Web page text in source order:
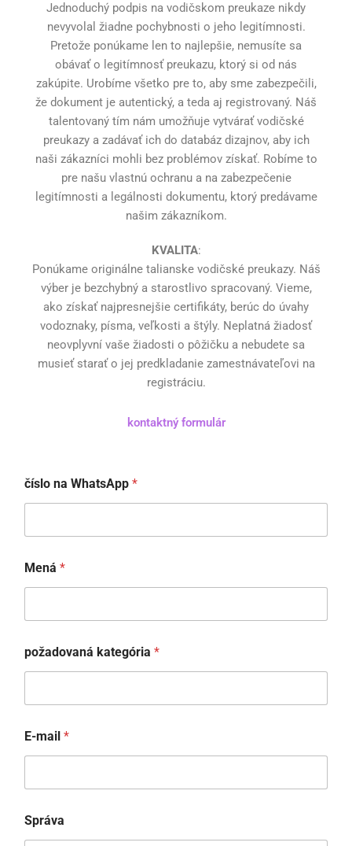
Jednoduchý podpis na vodičskom preukaze nikdy
nevyvolal žiadne pochybnosti o jeho legitímnosti.
Pretože ponúkame len to najlepšie, nemusíte sa
obávať o legitímnosť preukazu, ktorý si od nás
zakúpite. Urobíme všetko pre to, aby sme zabezpečili,
že dokument je autentický, a teda aj registrovaný. Náš
talentovaný tím nám umožňuje vytvárať vodičské
preukazy a zadávať ich do databáz dizajnov, aby ich
naši zákazníci mohli bez problémov získať. Robíme to
pre našu vlastnú ochranu a na zabezpečenie
legitímnosti a legálnosti dokumentu, ktorý predávame
našim zákazníkom.
KVALITA:
Ponúkame originálne talianske vodičské preukazy. Náš
výber je bezchybný a starostlivo spracovaný. Vieme,
ako získať najpresnejšie certifikáty, berúc do úvahy
vodoznaky, písma, veľkosti a štýly. Neplatná žiadosť
neovplyvní vaše žiadosti o pôžičku a nebudete sa
musieť starať o jej predkladanie zamestnávateľovi na
registráciu.
kontaktný formulár
číslo na WhatsApp *
Mená *
požadovaná kategória *
E-mail *
e
n
Správa